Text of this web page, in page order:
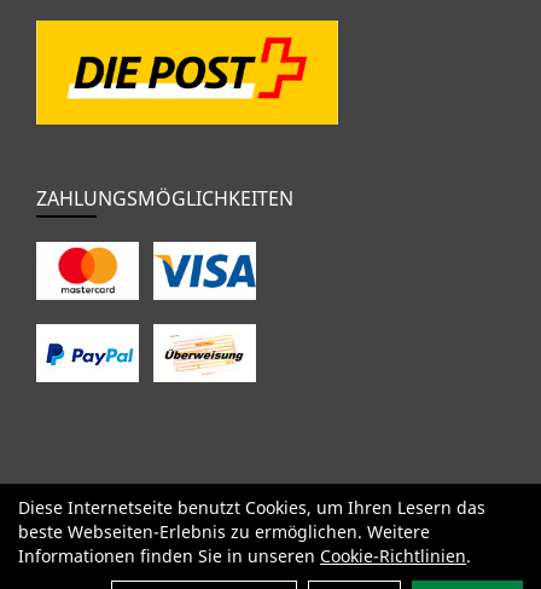
ZAHLUNGSMÖGLICHKEITEN
SALE Specialized Factor Cervélo BMC Orbea
Yeti
Pinarello
OPEN Kids / BMX Komponenten
Bekleidung
Zubehör
Sale
Diese Internetseite benutzt Cookies, um Ihren Lesern das
beste Webseiten-Erlebnis zu ermöglichen. Weitere
Informationen finden Sie in unseren Cookie-Richtlinien.